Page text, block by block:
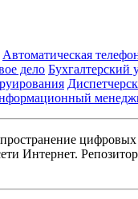
Автоматическая
дело Бухгалтерский
Интернет.